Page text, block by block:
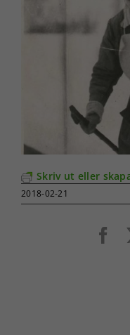
Skriv ut eller
2018-02-21